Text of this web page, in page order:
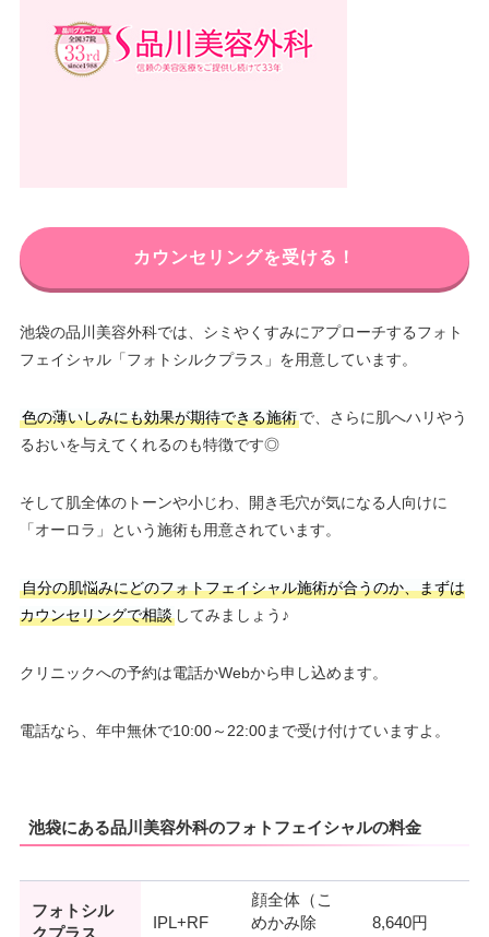
カウンセリングを受ける！
池袋の品川美容外科では、シミやくすみにアプローチするフォト
フェイシャル「フォトシルクプラス」を用意しています。
色の薄いしみにも効果が期待できる施術で、さらに肌へハリやう
るおいを与えてくれるのも特徴です◎
そして肌全体のトーンや小じわ、開き毛穴が気になる人向けに
「オーロラ」という施術も用意されています。
自分の肌悩みにどのフォトフェイシャル施術が合うのか、まずは
カウンセリングで相談してみましょう♪
クリニックへの予約は電話かWebから申し込めます。
電話なら、年中無休で10:00～22:00まで受け付けていますよ。
池袋にある品川美容外科のフォトフェイシャルの料金
フォトシル
IPL+RF
顔全体（こ
めかみ除
8,640円